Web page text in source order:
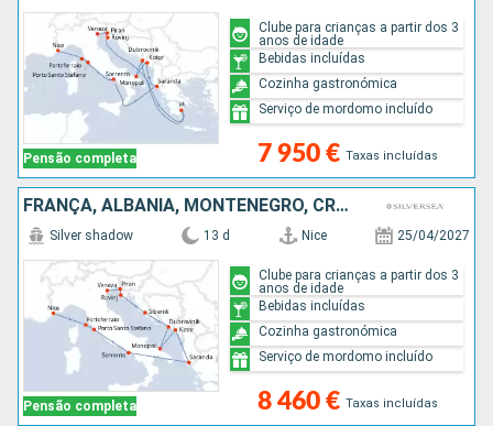
Pensão completa 7 950 € Taxas incluídas
Clube para crianças a partir dos 3
anos de idade
Bebidas incluídas
Cozinha gastronómica
Serviço de mordomo incluído
FRANÇA, ALBÂNIA, MONTENEGRO, CROÁCIA, ITÁLIA
Pensão completa
Silver shadow 13 d Nice 25/04/2027
8 460 € Taxas incluídas
Clube para crianças a partir dos 3
anos de idade
Bebidas incluídas
Cozinha gastronómica
Serviço de mordomo incluído